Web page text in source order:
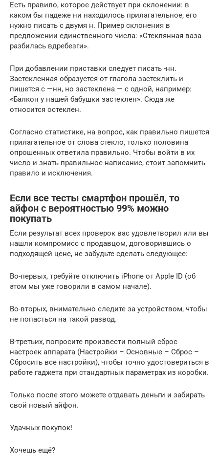
Есть правило, которое действует при склонении: в
каком бы падеже ни находилось прилагательное, его
нужно писать с двумя н. Пример склонения в
предложении единственного числа: «Стеклянная ваза
разбилась вдребезги».
При добавлении приставки следует писать -нн.
Застекленная образуется от глагола застеклить и
пишется с —нн, но застеклена — с одной, например:
«Балкон у нашей бабушки застеклен». Сюда же
относится остеклен.
Согласно статистике, на вопрос, как правильно пишется
прилагательное от слова стекло, только половина
опрошенных ответила правильно. Чтобы войти в их
число и знать правильное написание, стоит запомнить
правило и исключения.
Если все тесты смартфон прошёл, то
айфон с вероятностью 99% можно
покупать
Если результат всех проверок вас удовлетворил или вы
нашли компромисс с продавцом, договорившись о
подходящей цене, не забудьте сделать следующее:
Во-первых, требуйте отключить iPhone от Apple ID (об
этом мы уже говорили в самом начале).
Во-вторых, внимательно следите за устройством, чтобы
не попасться на такой развод.
В-третьих, попросите произвести полный сброс
настроек аппарата (Настройки – Основные – Сброс –
Сбросить все настройки), чтобы точно удостовериться в
работе гаджета при стандартных параметрах из коробки.
Только после этого можете отдавать деньги и забирать
свой новый айфон.
Удачных покупок!
Хочешь ещё?